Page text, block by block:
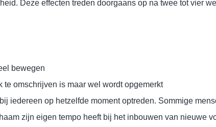
Deze effecten treden doorgaans op na twee tot vier
bewegen
omschrijven is maar wel wordt opgemerkt
iedereen op hetzelfde moment optreden. Sommige
zijn eigen tempo heeft bij het inbouwen van nieuwe